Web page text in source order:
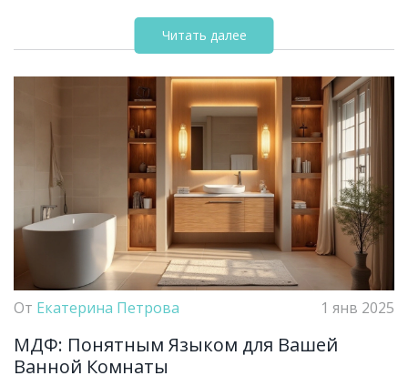
Читать далее
От Екатерина Петрова 1 янв 2025
МДФ: Понятным Языком для Вашей
Ванной Комнаты